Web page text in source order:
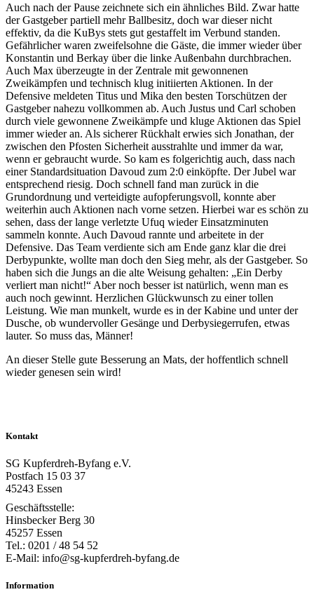
Auch nach der Pause zeichnete sich ein ähnliches Bild. Zwar hatte
der Gastgeber partiell mehr Ballbesitz, doch war dieser nicht
effektiv, da die KuBys stets gut gestaffelt im Verbund standen.
Gefährlicher waren zweifelsohne die Gäste, die immer wieder über
Konstantin und Berkay über die linke Außenbahn durchbrachen.
Auch Max überzeugte in der Zentrale mit gewonnenen
Zweikämpfen und technisch klug initiierten Aktionen. In der
Defensive meldeten Titus und Mika den besten Torschützen der
Gastgeber nahezu vollkommen ab. Auch Justus und Carl schoben
durch viele gewonnene Zweikämpfe und kluge Aktionen das Spiel
immer wieder an. Als sicherer Rückhalt erwies sich Jonathan, der
zwischen den Pfosten Sicherheit ausstrahlte und immer da war,
wenn er gebraucht wurde. So kam es folgerichtig auch, dass nach
einer Standardsituation Davoud zum 2:0 einköpfte. Der Jubel war
entsprechend riesig. Doch schnell fand man zurück in die
Grundordnung und verteidigte aufopferungsvoll, konnte aber
weiterhin auch Aktionen nach vorne setzen. Hierbei war es schön zu
sehen, dass der lange verletzte Ufuq wieder Einsatzminuten
sammeln konnte. Auch Davoud rannte und arbeitete in der
Defensive. Das Team verdiente sich am Ende ganz klar die drei
Derbypunkte, wollte man doch den Sieg mehr, als der Gastgeber. So
haben sich die Jungs an die alte Weisung gehalten: „Ein Derby
verliert man nicht!“ Aber noch besser ist natürlich, wenn man es
auch noch gewinnt. Herzlichen Glückwunsch zu einer tollen
Leistung. Wie man munkelt, wurde es in der Kabine und unter der
Dusche, ob wundervoller Gesänge und Derbysiegerrufen, etwas
lauter. So muss das, Männer!
An dieser Stelle gute Besserung an Mats, der hoffentlich schnell
wieder genesen sein wird!
Kontakt
SG Kupferdreh-Byfang e.V.
Postfach 15 03 37
45243 Essen
Geschäftsstelle:
Hinsbecker Berg 30
45257 Essen
Tel.: 0201 / 48 54 52
E-Mail: info@sg-kupferdreh-byfang.de
Information